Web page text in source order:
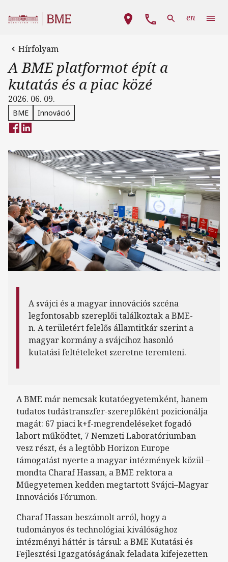
Fő navigáció
en
Hírfolyam
A BME platformot épít a
kutatás és a piac közé
2026. 06. 09.
BME Innováció
A svájci és a magyar innovációs szcéna
legfontosabb szereplői találkoztak a BME-
n. A területért felelős államtitkár szerint a
magyar kormány a svájcihoz hasonló
kutatási feltételeket szeretne teremteni.
A BME már nemcsak kutatóegyetemként, hanem
tudatos tudástranszfer-szereplőként pozicionálja
magát: 67 piaci k+f-megrendeléseket fogadó
labort működtet, 7 Nemzeti Laboratóriumban
vesz részt, és a legtöbb Horizon Europe
támogatást nyerte a magyar intézmények közül –
mondta Charaf Hassan, a BME rektora a
Műegyetemen kedden megtartott Svájci–Magyar
Innovációs Fórumon.
Charaf Hassan beszámolt arról, hogy a
tudományos és technológiai kiválósághoz
intézményi háttér is társul: a BME Kutatási és
Fejlesztési Igazgatóságának feladata kifejezetten